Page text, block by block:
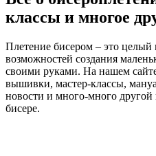
классы и многое
Плетение бисером – это
возможностей создания
своими руками. На нашем
вышивки, мастер-классы,
новости и много-много
бисере.